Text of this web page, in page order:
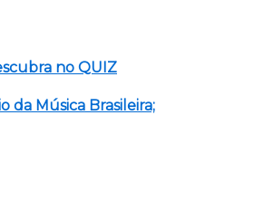
no QUIZ
da Música Brasileira;